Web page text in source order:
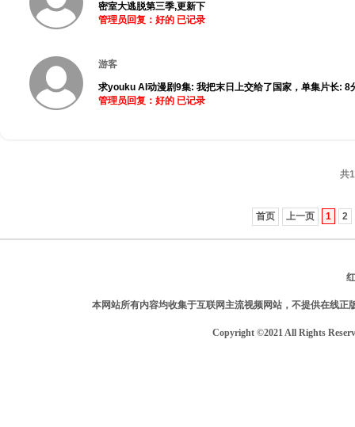
密室大逃脱第三季,更新下
管理员回复：好的 已记录
游客
求youku AI动漫剧9集: 我把末日上交给了国家，单集片长:
管理员回复：好的 已记录
共
首页 上一页 1 2
本网站所有内容均收集于互联网主流视频网站，不提供在线
Copyright ©2021 All Rights